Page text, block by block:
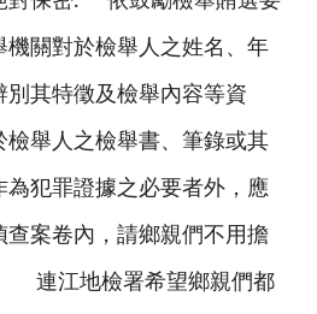
機關對於檢舉人之姓名、年
其特徵及檢舉內容等資
檢舉人之檢舉書、筆錄或其
犯罪證據之必要者外，應
查案卷內，請鄉親們不用擔
連江地檢署希望鄉親們都